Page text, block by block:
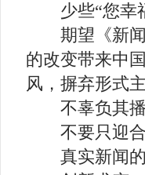
少些“您幸福
期望《新闻
的改变带来中
风，摒弃形式
不辜负其播
不要只迎合
真实新闻的